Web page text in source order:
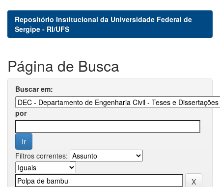
Repositório Institucional da Universidade Federal de
Sergipe - RI/UFS
Página de Busca
Buscar em:
por
Filtros correntes: